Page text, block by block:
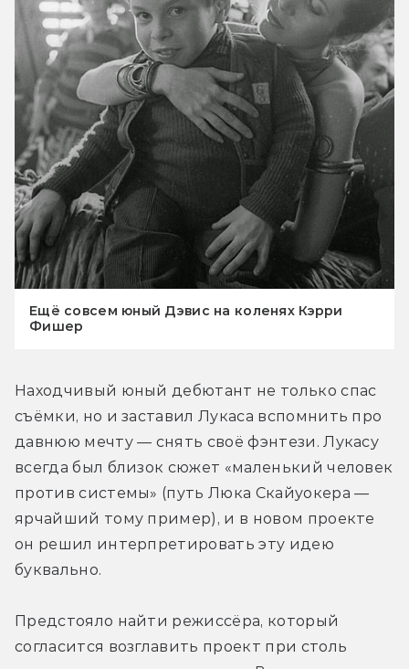
Ещё совсем юный Дэвис на коленях Кэрри
Фишер
Находчивый юный дебютант не только спас
съёмки, но и заставил Лукаса вспомнить про
давнюю мечту — снять своё фэнтези. Лукасу
всегда был близок сюжет «маленький человек
против системы» (путь Люка Скайуокера —
ярчайший тому пример), и в новом проекте
он решил интерпретировать эту идею
буквально.
Предстояло найти режиссёра, который
согласится возглавить проект при столь